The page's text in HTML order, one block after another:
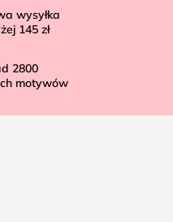
wysyłka
145 zł
2800
motywów